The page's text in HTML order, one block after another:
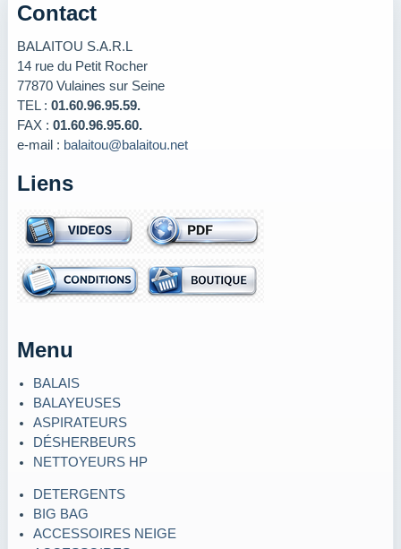
Contact
BALAITOU S.A.R.L
14 rue du Petit Rocher
77870 Vulaines sur Seine
TEL : 01.60.96.95.59.
FAX : 01.60.96.95.60.
e-mail : balaitou@balaitou.net
Liens
Menu
BALAIS
BALAYEUSES
ASPIRATEURS
DÉSHERBEURS
NETTOYEURS HP
DETERGENTS
BIG BAG
ACCESSOIRES NEIGE